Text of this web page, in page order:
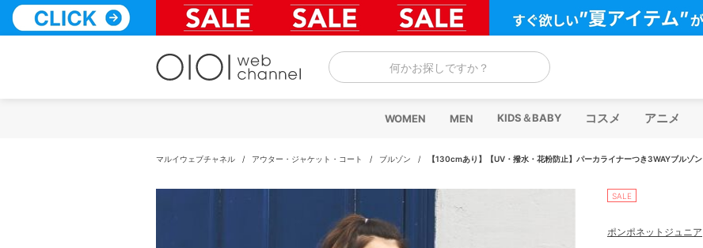
テ
何かお探しですか？
WOMEN MEN KIDS＆BABY コスメ アニメ
マルイウェブチャネル / アウター・ジャケット・コート / ブルゾン / 【130cmあり】【UV・撥水・花粉防止】パーカライナーつき3WAYブルゾン
SALE
ポンポネットジュニア